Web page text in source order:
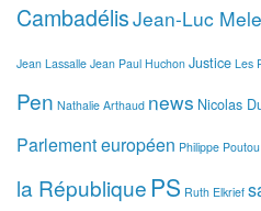
CambadélisJean-Luc
Jean Lassalle Jean Paul Huchon Justice Les
Pen Nathalie Arthaud news Nicolas
Parlement européen Philippe Poutou
la République PS Ruth Elkrief